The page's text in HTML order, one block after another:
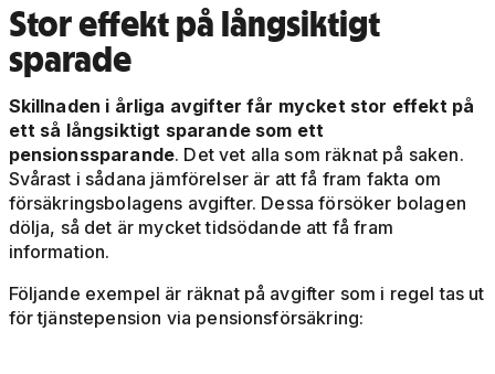
Stor effekt på långsiktigt
sparade
Skillnaden i årliga avgifter får mycket stor effekt på
ett så långsiktigt sparande som ett
pensionssparande. Det vet alla som räknat på saken.
Svårast i sådana jämförelser är att få fram fakta om
försäkringsbolagens avgifter. Dessa försöker bolagen
dölja, så det är mycket tidsödande att få fram
information.
Följande exempel är räknat på avgifter som i regel tas ut
för tjänstepension via pensionsförsäkring: